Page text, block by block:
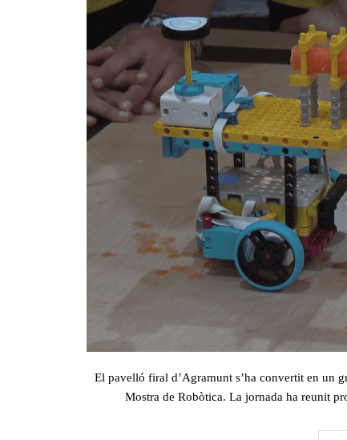
El pavelló firal d’Agramunt s’ha convertit en un
Mostra de Robòtica. La jornada ha reunit